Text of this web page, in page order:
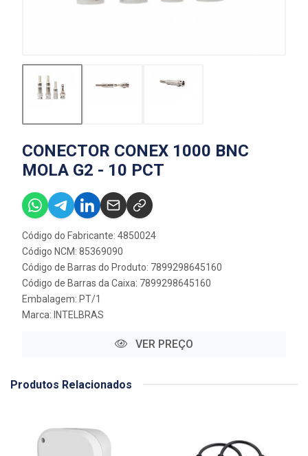
CONECTOR CONEX 1000 BNC
MOLA G2 - 10 PCT
Código do Fabricante: 4850024
Código NCM: 85369090
Código de Barras do Produto: 7899298645160
Código de Barras da Caixa: 7899298645160
Embalagem: PT/1
Marca: INTELBRAS
VER PREÇO
Produtos Relacionados